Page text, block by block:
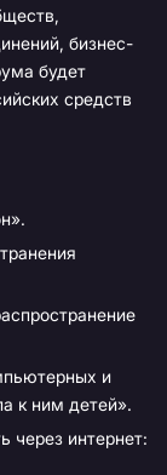
бизнес-
будет
средств
и
к ним детей».
через интернет: